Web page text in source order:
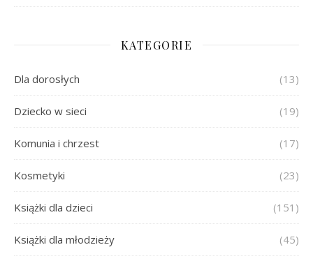
KATEGORIE
Dla dorosłych (13)
Dziecko w sieci (19)
Komunia i chrzest (17)
Kosmetyki (23)
Książki dla dzieci (151)
Książki dla młodzieży (45)